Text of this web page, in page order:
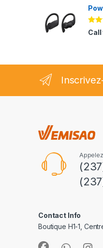
Note
2.35
Call
Contact Info
Boutique H1-1,